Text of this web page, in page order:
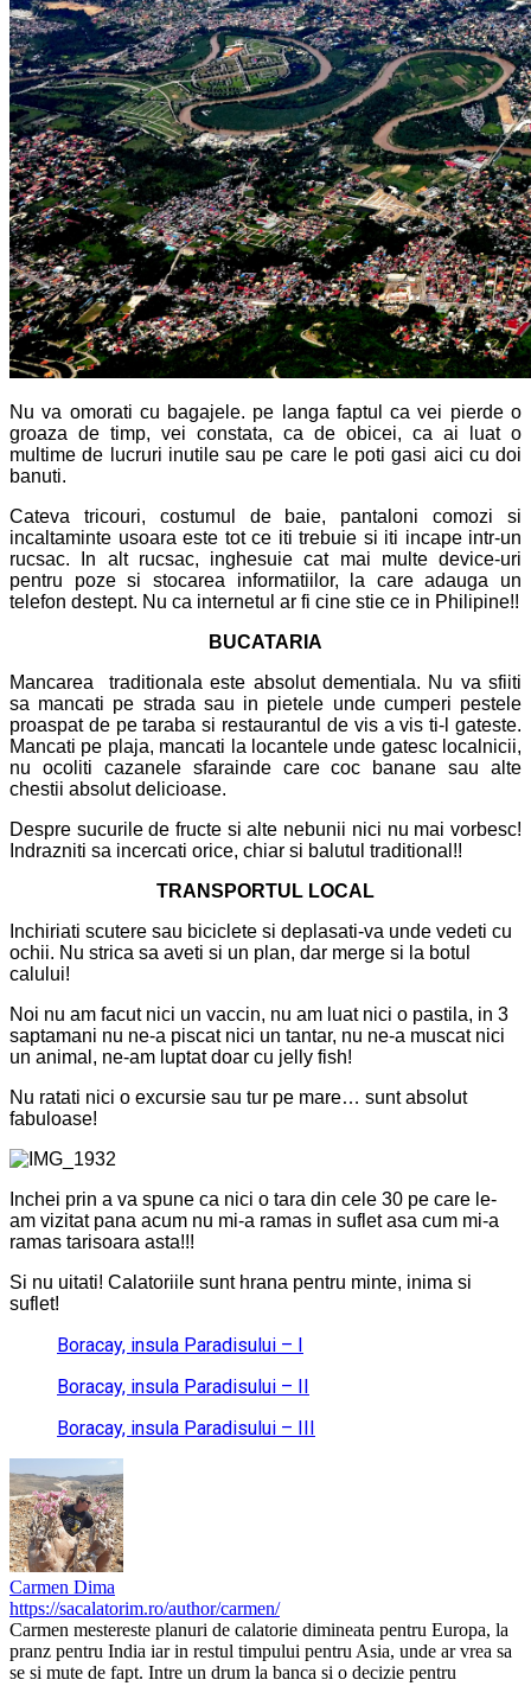
Nu va omorati cu bagajele. pe langa faptul ca vei pierde o
groaza de timp, vei constata, ca de obicei, ca ai luat o
multime de lucruri inutile sau pe care le poti gasi aici cu doi
banuti.
Cateva tricouri, costumul de baie, pantaloni comozi si
incaltaminte usoara este tot ce iti trebuie si iti incape intr-un
rucsac. In alt rucsac, inghesuie cat mai multe device-uri
pentru poze si stocarea informatiilor, la care adauga un
telefon destept. Nu ca internetul ar fi cine stie ce in Philipine!!
BUCATARIA
Mancarea traditionala este absolut dementiala. Nu va sfiiti
sa mancati pe strada sau in pietele unde cumperi pestele
proaspat de pe taraba si restaurantul de vis a vis ti-l gateste.
Mancati pe plaja, mancati la locantele unde gatesc localnicii,
nu ocoliti cazanele sfarainde care coc banane sau alte
chestii absolut delicioase.
Despre sucurile de fructe si alte nebunii nici nu mai vorbesc!
Indrazniti sa incercati orice, chiar si balutul traditional!!
TRANSPORTUL LOCAL
Inchiriati scutere sau biciclete si deplasati-va unde vedeti cu
ochii. Nu strica sa aveti si un plan, dar merge si la botul
calului!
Noi nu am facut nici un vaccin, nu am luat nici o pastila, in 3
saptamani nu ne-a piscat nici un tantar, nu ne-a muscat nici
un animal, ne-am luptat doar cu jelly fish!
Nu ratati nici o excursie sau tur pe mare… sunt absolut
fabuloase!
Inchei prin a va spune ca nici o tara din cele 30 pe care le-
am vizitat pana acum nu mi-a ramas in suflet asa cum mi-a
ramas tarisoara asta!!!
Si nu uitati! Calatoriile sunt hrana pentru minte, inima si
suflet!
Boracay, insula Paradisului – I
Boracay, insula Paradisului – II
Boracay, insula Paradisului – III
Carmen Dima
https://sacalatorim.ro/author/carmen/
Carmen mestereste planuri de calatorie dimineata pentru Europa, la
pranz pentru India iar in restul timpului pentru Asia, unde ar vrea sa
se si mute de fapt. Intre un drum la banca si o decizie pentru